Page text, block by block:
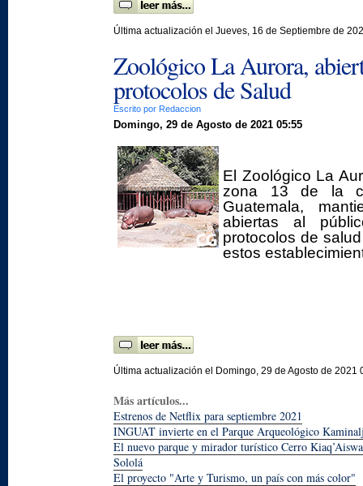
Última actualización el Jueves, 16 de Septiembre de
Zoológico La Aurora,
protocolos de Salud
Escrito por Redaccion
Domingo, 29 de Agosto de 2021 05:55
El Zoológico La
zona 13 de la
Guatemala,
abiertas al
protocolos de
estos
Última actualización el Domingo, 29 de Agosto de 2021
Más artículos...
Estrenos de Netflix para septiembre 2021
INGUAT invierte en el Parque Arqueológico
El nuevo parque y mirador turístico Cerro
Sololá
El proyecto "Arte y Turismo, un país con más color"